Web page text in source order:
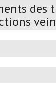
des